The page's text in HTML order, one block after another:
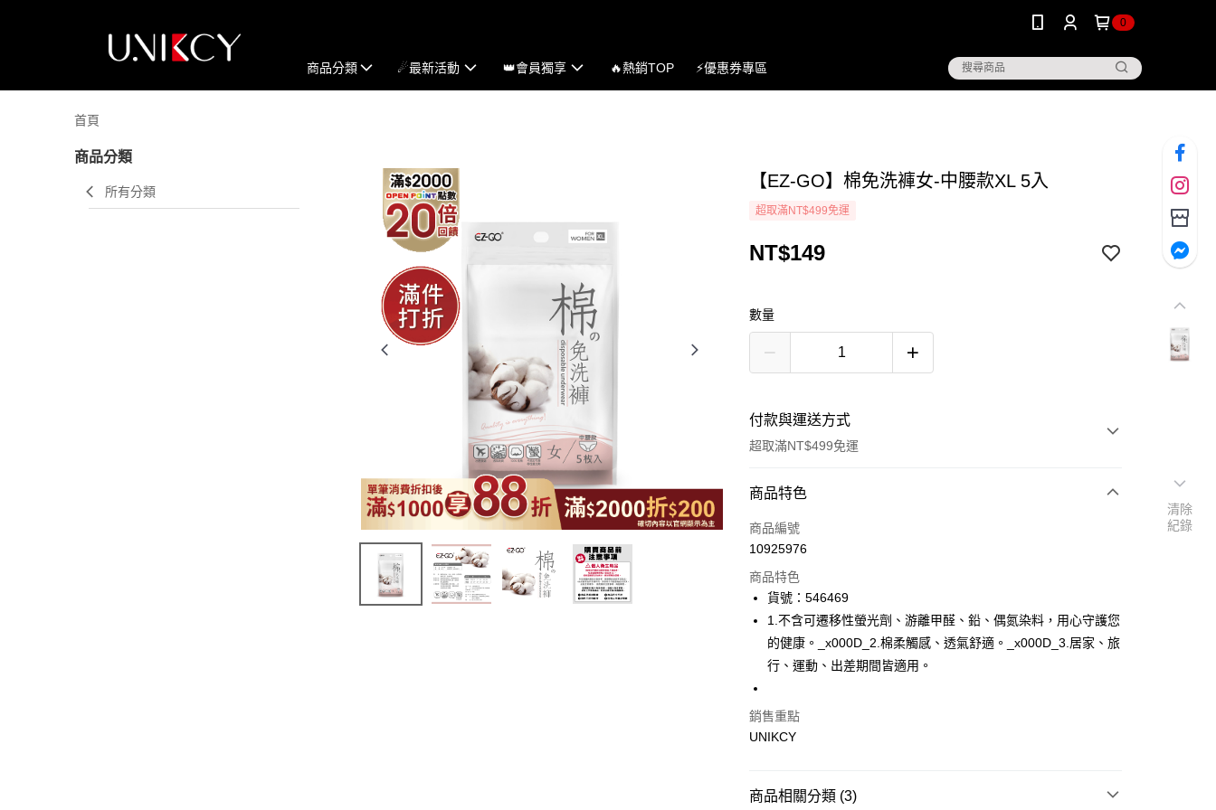
0
商品分類 ☄最新活動 👑會員獨享 🔥熱銷TOP ⚡優惠券專區
首頁
商品分類
所有分類
【EZ-GO】棉免洗褲女-中腰款XL 5入
超取滿NT$499免運
NT$149
數量
付款與運送方式
超取滿NT$499免運
付款方式
icash Pay
超商取貨付款
LINE Pay
Apple Pay
街口支付
悠遊付
商品特色
商品編號
10925976
商品特色
貨號：546469
1.不含可遷移性螢光劑、游離甲醛、鉛、偶氮染料，用心守護您
的健康。_x000D_2.棉柔觸感、透氣舒適。_x000D_3.居家、旅
行、運動、出差期間皆適用。
銷售重點
UNIKCY
商品相關分類 (3)
清除
紀錄